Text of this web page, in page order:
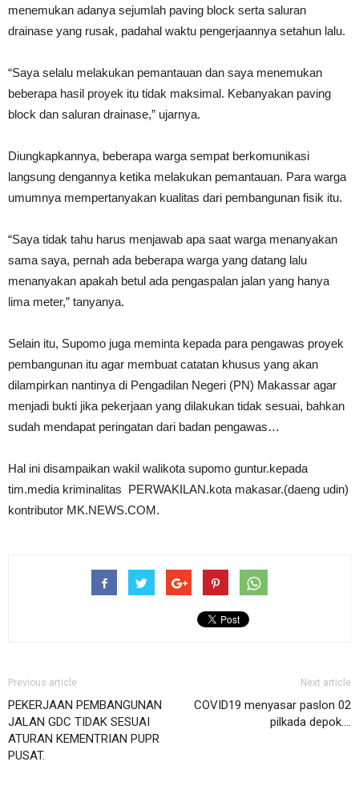
menemukan adanya sejumlah paving block serta saluran
drainase yang rusak, padahal waktu pengerjaannya setahun lalu.
“Saya selalu melakukan pemantauan dan saya menemukan
beberapa hasil proyek itu tidak maksimal. Kebanyakan paving
block dan saluran drainase,” ujarnya.
Diungkapkannya, beberapa warga sempat berkomunikasi
langsung dengannya ketika melakukan pemantauan. Para warga
umumnya mempertanyakan kualitas dari pembangunan fisik itu.
“Saya tidak tahu harus menjawab apa saat warga menanyakan
sama saya, pernah ada beberapa warga yang datang lalu
menanyakan apakah betul ada pengaspalan jalan yang hanya
lima meter,” tanyanya.
Selain itu, Supomo juga meminta kepada para pengawas proyek
pembangunan itu agar membuat catatan khusus yang akan
dilampirkan nantinya di Pengadilan Negeri (PN) Makassar agar
menjadi bukti jika pekerjaan yang dilakukan tidak sesuai, bahkan
sudah mendapat peringatan dari badan pengawas…
Hal ini disampaikan wakil walikota supomo guntur.kepada
tim.media kriminalitas PERWAKILAN.kota makasar.(daeng udin)
kontributor MK.NEWS.COM.
Previous article
PEKERJAAN PEMBANGUNAN
JALAN GDC TIDAK SESUAI
ATURAN KEMENTRIAN PUPR
PUSAT.
Next article
COVID19 menyasar paslon 02
pilkada depok….